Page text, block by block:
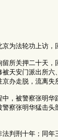
京为法轮功上访，
留所关押二十天
天安门派出所
办走脱，流离失
中，被警察张明
警察张明华猛击头
判刑十年；同年